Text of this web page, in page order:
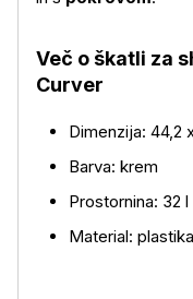
Več o škatli za
Curver
Dimenzija: 44,2
Barva: krem
Prostornina: 32 l
Material: plastika